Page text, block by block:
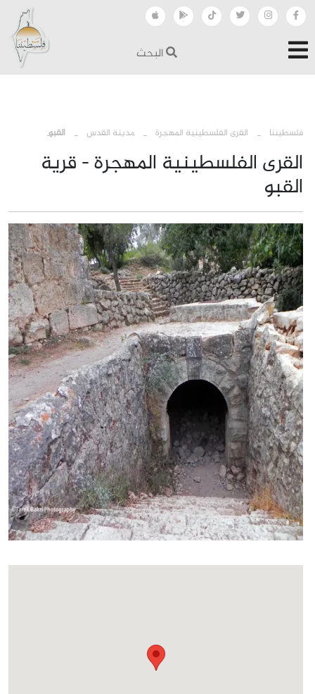
البحث
فلسطيننا › القرى الفلسطينية المهجرة مدينة القدس القبو
القرى الفلسطينية المهجرة - قرية
القبو